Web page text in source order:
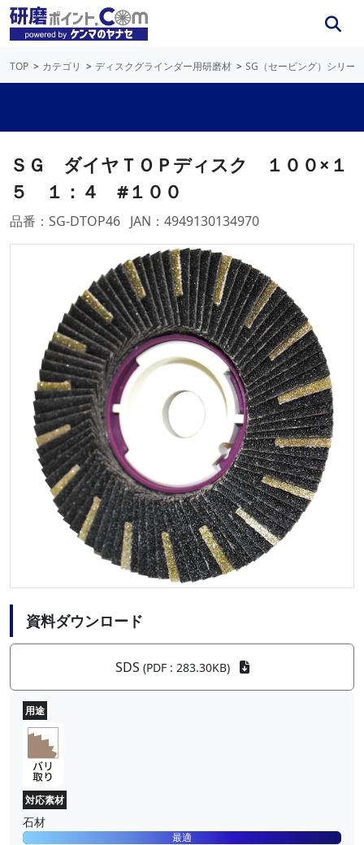
TOP カテゴリ ディスクグラインダー用研磨材 SG（セービング）シリー
ＳＧ ダイヤＴＯＰディスク １００×１
５ １：４ #１００
品番：SG-DTOP46 JAN：4949130134970
資料ダウンロード
SDS (PDF : 283.30KB)
用途
対応素材
石材
最適